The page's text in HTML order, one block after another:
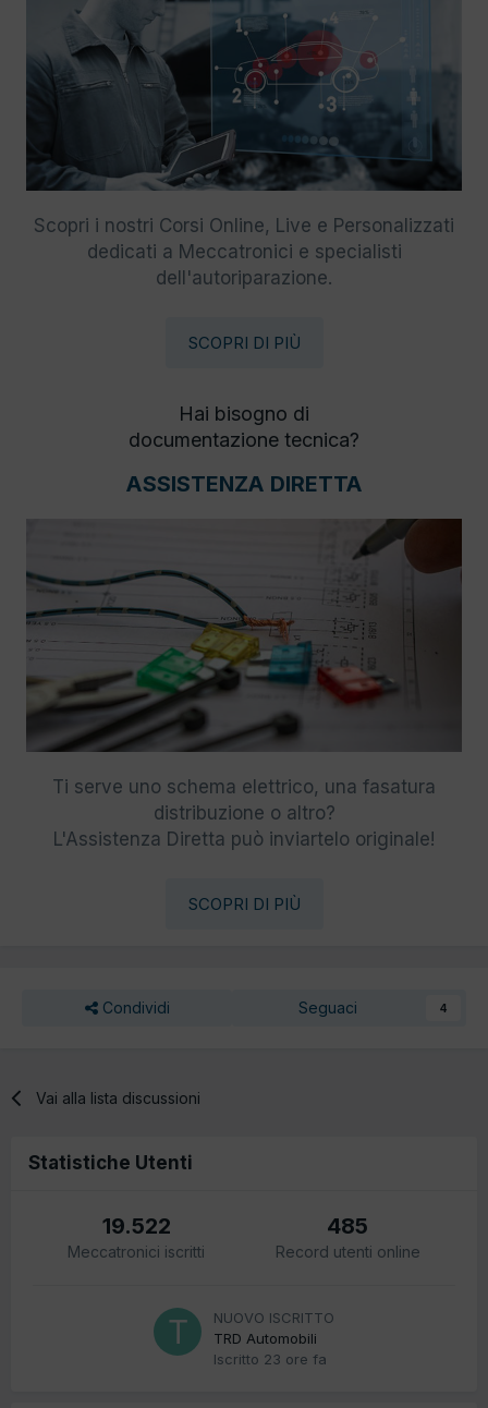
Scopri i nostri Corsi Online, Live e Personalizzati
dedicati a Meccatronici e specialisti
dell'autoriparazione.
SCOPRI DI PIÙ
Hai bisogno di
documentazione tecnica?
ASSISTENZA DIRETTA
Ti serve uno schema elettrico, una fasatura
distribuzione o altro?
L'Assistenza Diretta può inviartelo originale!
SCOPRI DI PIÙ
Condividi Seguaci 4
Vai alla lista discussioni
Statistiche Utenti
19.522
Meccatronici iscritti
485
Record utenti online
NUOVO ISCRITTO
TRD Automobili
Iscritto 23 ore fa